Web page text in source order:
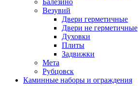
Балезино
Везувий
Двери герметичные
Двери не герметичные
Духовки
Плиты
Задвижки
Мета
Рубцовск
Каминные наборы и ограждения